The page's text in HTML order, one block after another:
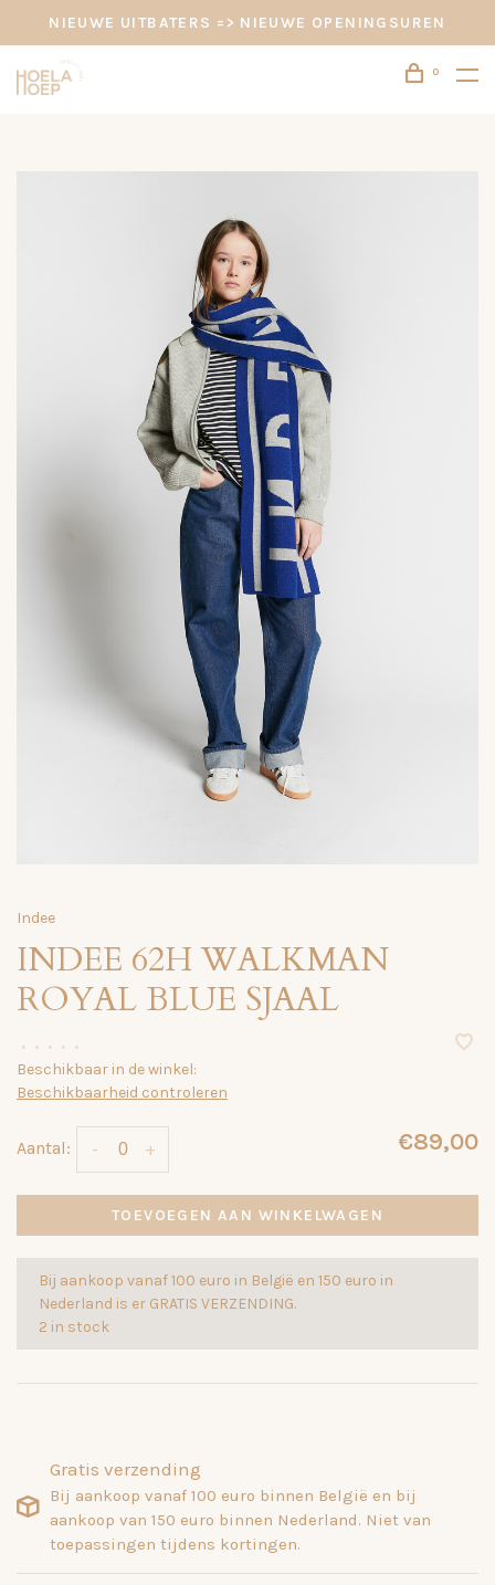
NIEUWE UITBATERS => NIEUWE OPENINGSUREN
0
Indee
INDEE 62H WALKMAN
ROYAL BLUE SJAAL
• • • • •
Beschikbaar in de winkel:
Beschikbaarheid controleren
Aantal: +
- €89,00
TOEVOEGEN AAN WINKELWAGEN
Bij aankoop vanaf 100 euro in België en 150 euro in
Nederland is er GRATIS VERZENDING.
2 in stock
Gratis verzending
Bij aankoop vanaf 100 euro binnen België en bij
aankoop van 150 euro binnen Nederland. Niet van
toepassingen tijdens kortingen.